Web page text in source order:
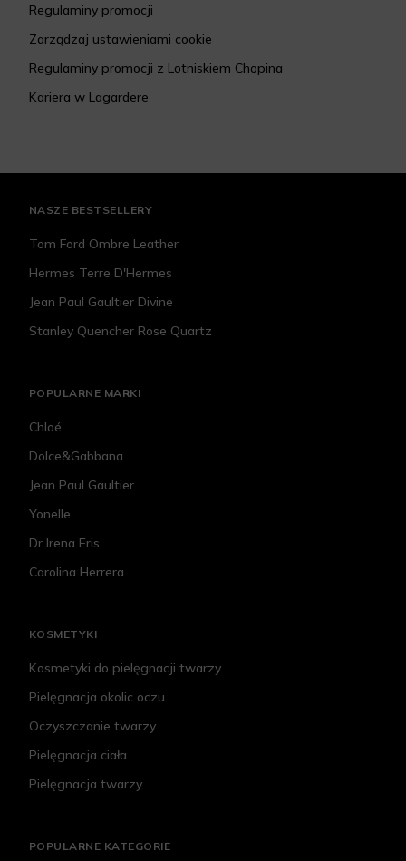
Regulaminy promocji
Zarządzaj ustawieniami cookie
Regulaminy promocji z Lotniskiem Chopina
Kariera w Lagardere
NASZE BESTSELLERY
Tom Ford Ombre Leather
Hermes Terre D'Hermes
Jean Paul Gaultier Divine
Stanley Quencher Rose Quartz
POPULARNE MARKI
Chloé
Dolce&Gabbana
Jean Paul Gaultier
Yonelle
Dr Irena Eris
Carolina Herrera
KOSMETYKI
Kosmetyki do pielęgnacji twarzy
Pielęgnacja okolic oczu
Oczyszczanie twarzy
Pielęgnacja ciała
Pielęgnacja twarzy
POPULARNE KATEGORIE